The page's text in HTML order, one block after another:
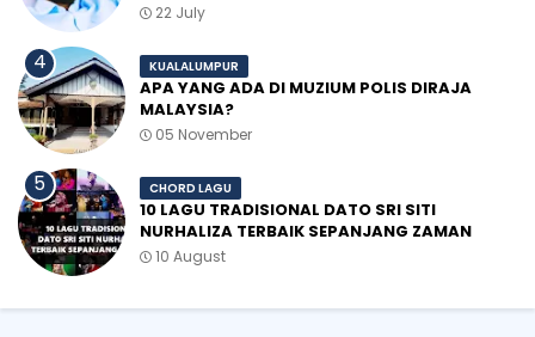
22 July
KUALALUMPUR
APA YANG ADA DI MUZIUM POLIS DIRAJA
MALAYSIA?
05 November
CHORD LAGU
10 LAGU TRADISIONAL DATO SRI SITI
NURHALIZA TERBAIK SEPANJANG ZAMAN
10 August